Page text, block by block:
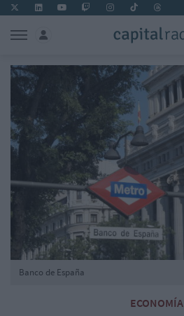
ECONOMÍA
Banco de España